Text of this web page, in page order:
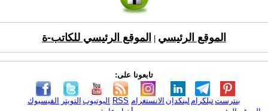
الموقع الرئيسي الموقع الرئيسي للكاتب-ة
تابعونا على:
الفيسبوك التويتر اليوتيوب RSS الانستغرام لينكدإن تيلكرامبنترست